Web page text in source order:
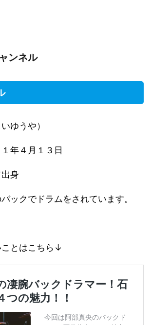
ンネル
ゆうや）
年４月１３日
身
ックでドラムをされています。
ことはこちら↓